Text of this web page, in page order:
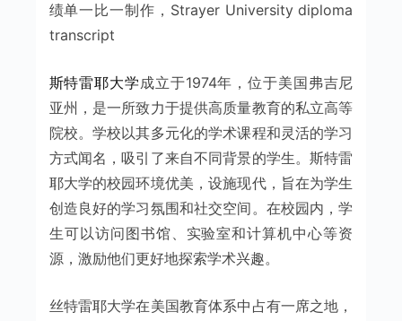
绩单一比一制作，Strayer University diploma
transcript
斯特雷耶大学成立于1974年，位于美国弗吉尼
亚州，是一所致力于提供高质量教育的私立高等
院校。学校以其多元化的学术课程和灵活的学习
方式闻名，吸引了来自不同背景的学生。斯特雷
耶大学的校园环境优美，设施现代，旨在为学生
创造良好的学习氛围和社交空间。在校园内，学
生可以访问图书馆、实验室和计算机中心等资
源，激励他们更好地探索学术兴趣。
丝特雷耶大学在美国教育体系中占有一席之地，